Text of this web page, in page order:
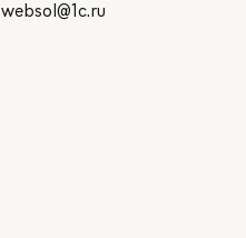
websol@1c.ru